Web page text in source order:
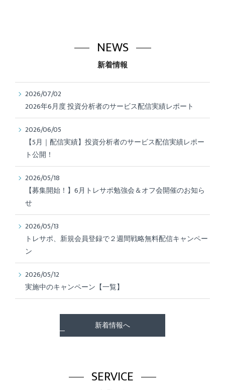
新着情報
NEWS
2026/07/02
2026年6月度 投資分析者のサービス配信実績レポート
2026/06/05
【5月｜配信実績】投資分析者のサービス配信実績レポー
ト公開！
2026/05/18
【募集開始！】6月トレサポ勉強会＆オフ会開催のお知ら
せ
2026/05/13
トレサポ、新規会員登録で２週間戦略無料配信キャンペー
ン
2026/05/12
実施中のキャンペーン【一覧】
新着情報へ
SERVICE